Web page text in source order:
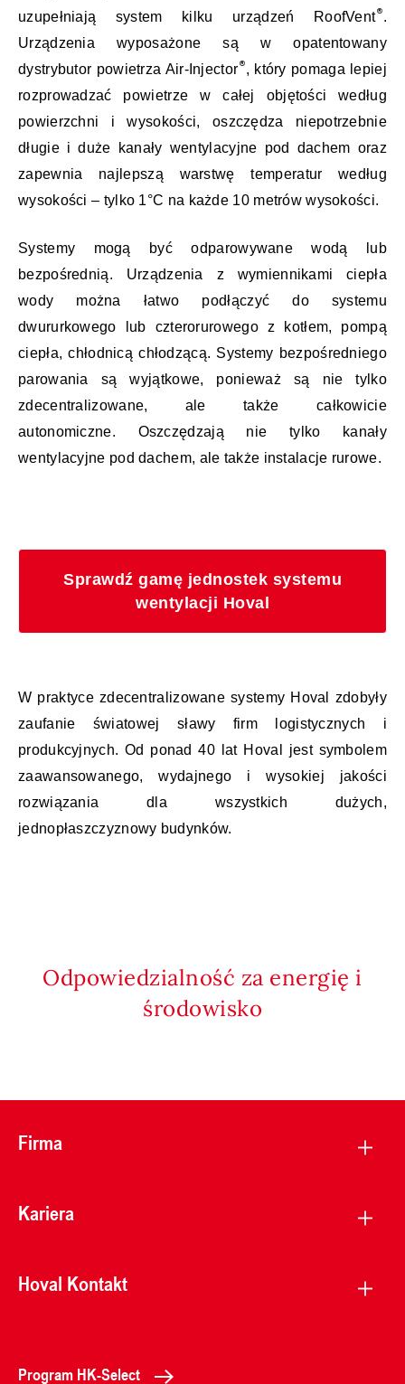
uzupełniają system kilku urządzeń RoofVent .
Urządzenia wyposażone są w opatentowany
dystrybutor powietrza Air-Injector , który pomaga lepiej
rozprowadzać powietrze w całej objętości według
powierzchni i wysokości, oszczędza niepotrzebnie
długie i duże kanały wentylacyjne pod dachem oraz
zapewnia najlepszą warstwę temperatur według
wysokości – tylko 1°C na każde 10 metrów wysokości.
Systemy mogą być odparowywane wodą lub
bezpośrednią. Urządzenia z wymiennikami ciepła
wody można łatwo podłączyć do systemu
dwururkowego lub czterorurowego z kotłem, pompą
ciepła, chłodnicą chłodzącą. Systemy bezpośredniego
parowania są wyjątkowe, ponieważ są nie tylko
zdecentralizowane, ale także całkowicie
autonomiczne. Oszczędzają nie tylko kanały
wentylacyjne pod dachem, ale także instalacje rurowe.
Sprawdź gamę jednostek systemu
wentylacji Hoval
W praktyce zdecentralizowane systemy Hoval zdobyły
zaufanie światowej sławy firm logistycznych i
produkcyjnych. Od ponad 40 lat Hoval jest symbolem
zaawansowanego, wydajnego i wysokiej jakości
rozwiązania dla wszystkich dużych,
jednopłaszczyznowy budynków.
Odpowiedzialność za energię i
środowisko
Firma
Kariera
Hoval Kontakt
Program HK-Select